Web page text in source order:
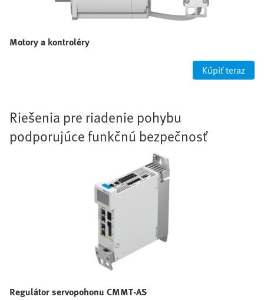
Motory a kontroléry
Kúpiť teraz
Riešenia pre riadenie pohybu
podporujúce funkčnú bezpečnosť
Regulátor servopohonu CMMT-AS